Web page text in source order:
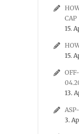
CAP
15.
15.
13.
3.